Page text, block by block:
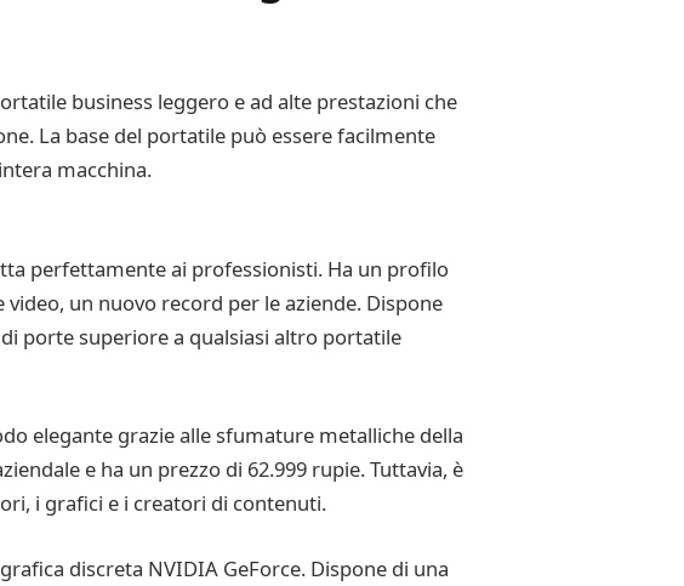
business leggero e ad alte prestazioni che
La base del portatile può essere facilmente
macchina.
perfettamente ai professionisti. Ha un profilo
un nuovo record per le aziende. Dispone
porte superiore a qualsiasi altro portatile
elegante grazie alle sfumature metalliche della
e ha un prezzo di 62.999 rupie. Tuttavia, è
i grafici e i creatori di contenuti.
discreta NVIDIA GeForce. Dispone di una